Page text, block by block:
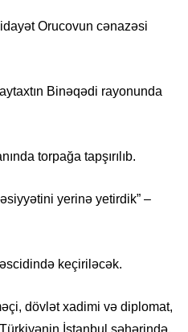
Orucovun cənazəsi
Binəqədi rayonunda
torpağa tapşırılıb.
yerinə yetirdik” –
keçiriləcək.
dövlət xadimi və diplomat,